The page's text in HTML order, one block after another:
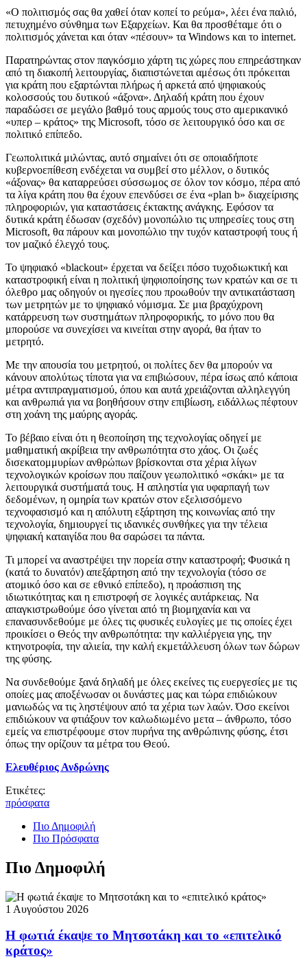
«Ο πολιτισμός σας θα χαθεί όταν κοπεί το ρεύμα», λέει ένα παλιό,
πετυχημένο σύνθημα των Εξαρχείων. Και θα προσθέταμε ότι ο
πολιτισμός χάνεται και όταν «πέσουν» τα Windows και το internet.
Παρατηρώντας στον παγκόσμιο χάρτη τις χώρες που επηρεάστηκαν
από τη διακοπή λειτουργίας, διαπιστώνεται αμέσως ότι πρόκειται
για κράτη που εξαρτώνται πλήρως ή αρκετά από ψηφιακούς
κολοσσούς του δυτικού «άξονα». Δηλαδή κράτη που έχουν
παραδώσει σε μεγάλο βαθμό τους αρμούς τους στο αμερικανικό
«υπερ – κράτος» της Microsoft, τόσο σε λειτουργικό όσο και σε
πολιτικό επίπεδο.
Γεωπολιτικά μιλώντας, αυτό σημαίνει ότι σε οποιαδήποτε
κυβερνοεπίθεση ενδέχεται να συμβεί στο μέλλον, ο δυτικός
«άξονας» θα καταρρεύσει σύσσωμος σε όλον τον κόσμο, πέρα από
τα λίγα κράτη που θα έχουν επενδύσει σε ένα «plan b» διαχείρισης
πληροφοριών, για καταστάσεις έκτακτης ανάγκης. Εφόσον τα
δυτικά κράτη έδωσαν (σχεδόν) μονοπώλιο τις υπηρεσίες τους στη
Microsoft, θα πάρουν και μονοπώλιο την τυχόν καταστροφή τους ή
τον μαζικό έλεγχό τους.
Το ψηφιακό «blackout» έρχεται να δείξει πόσο τυχοδιωκτική και
καταστροφική είναι η πολιτική ψηφιοποίησης των κρατών και σε τι
όλεθρο μας οδηγούν οι ηγεσίες που προωθούν την αντικατάσταση
των μετρητών με το ψηφιακό νόμισμα. Σε μια βραχύχρονη
κατάρρευση των συστημάτων πληροφορικής, το μόνο που θα
μπορούσε να συνεχίσει να κινείται στην αγορά, θα ήταν το
μετρητό.
Με την απουσία του μετρητού, οι πολίτες δεν θα μπορούν να
κάνουν απολύτως τίποτα για να επιβιώσουν, πέρα ίσως από κάποια
μέτρα αντιπραγματισμού, όπου και αυτά χρειάζονται αλληλεγγύη
και ανθρωπιά για να βοηθήσουν στην επιβίωση, ειδάλλως πέφτουν
στη χοάνη της μαύρης αγοράς.
Το βέβαιο είναι ότι η θεοποίηση της τεχνολογίας οδηγεί με
μαθηματική ακρίβεια την ανθρωπότητα στο χάος. Οι ζωές
δισεκατομμυρίων ανθρώπων βρίσκονται στα χέρια λίγων
τεχνολογικών κροίσων που παίζουν γεωπολιτικό «σκάκι» με τα
λειτουργικά συστήματά τους. Η απληστία για υφαρπαγή των
δεδομένων, η ομηρία των κρατών στον εξελισσόμενο
τεχνοφασισμό και η απόλυτη εξάρτηση της κοινωνίας από την
τεχνολογία, δημιουργεί τις ιδανικές συνθήκες για την τέλεια
ψηφιακή καταιγίδα που θα σαρώσει τα πάντα.
Τι μπορεί να αναστρέψει την πορεία στην καταστροφή; Φυσικά η
(κατά το δυνατόν) απεξάρτηση από την τεχνολογία (τόσο σε
ατομικό όσο και σε εθνικό επίπεδο), η προάσπιση της
ιδιωτικότητας και η επιστροφή σε λογικές αυτάρκειας. Να
απαγκιστρωθούμε όσο γίνεται από τη βιομηχανία και να
επανασυνδεθούμε με όλες τις φυσικές ευλογίες με τις οποίες έχει
προικίσει ο Θεός την ανθρωπότητα: την καλλιέργεια γης, την
κτηνοτροφία, την αλιεία, την καλή εκμετάλλευση όλων των δώρων
της φύσης.
Να συνδεθούμε ξανά δηλαδή με όλες εκείνες τις ευεργεσίες με τις
οποίες μας αποξένωσαν οι δυνάστες μας και τώρα επιδιώκουν
μανιωδώς να τις ληστέψουν από τα χέρια των λαών. Όσο εκείνοι
επιδιώκουν να φτιάξουν τον καλωδιωμένο μετα – άνθρωπο, τόσο
εμείς να επιστρέφουμε στον πυρήνα της ανθρώπινης φύσης, έτσι
όπως την ορίζουν τα μέτρα του Θεού.
Ελευθέριος Ανδρώνης
Ετικέτες:
πρόσφατα
Πιο Δημοφιλή
Πιο Πρόσφατα
Πιο Δημοφιλή
1 Αυγούστου 2026
Η φωτιά έκαψε το Μητσοτάκη και το «επιτελικό
κράτος»